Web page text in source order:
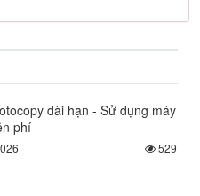
dài hạn - Sử dụng máy
phí
529